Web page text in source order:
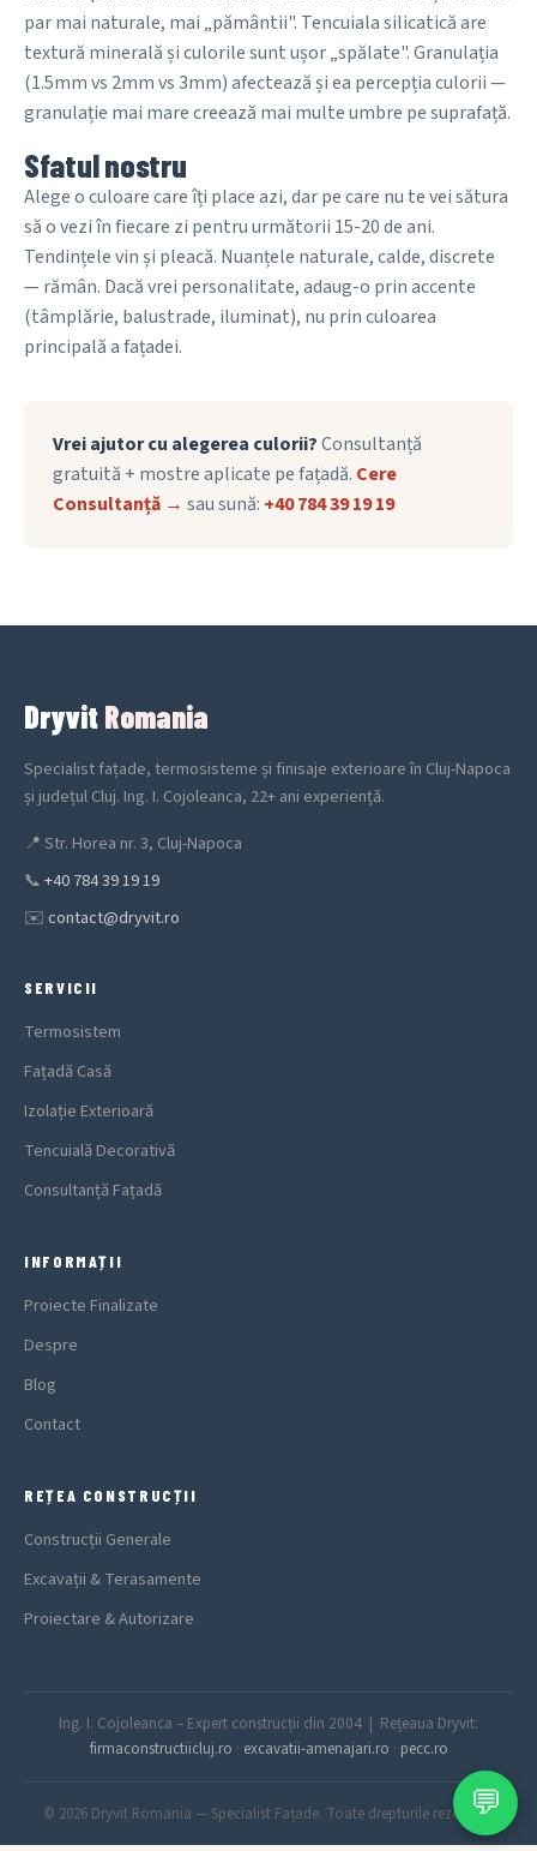
par mai naturale, mai „pământii". Tencuiala silicatică are
textură minerală și culorile sunt ușor „spălate". Granulația
(1.5mm vs 2mm vs 3mm) afectează și ea percepția culorii —
granulație mai mare creează mai multe umbre pe suprafață.
Sfatul nostru
Alege o culoare care îți place azi, dar pe care nu te vei sătura
să o vezi în fiecare zi pentru următorii 15-20 de ani.
Tendințele vin și pleacă. Nuanțele naturale, calde, discrete
— rămân. Dacă vrei personalitate, adaug-o prin accente
(tâmplărie, balustrade, iluminat), nu prin culoarea
principală a fațadei.
Vrei ajutor cu alegerea culorii?Consultanță
gratuită + mostre aplicate pe fațadă. Cere
Consultanță → sau sună: +40 784 39 19 19
DryvitRomania
Specialist fațade, termosisteme și finisaje exterioare în Cluj-Napoca
și județul Cluj. Ing. I. Cojoleanca, 22+ ani experiență.
📍Str. Horea nr. 3, Cluj-Napoca
📞+40 784 39 19 19
✉️contact@dryvit.ro
SERVICII
Termosistem
Fațadă Casă
Izolație Exterioară
Tencuială Decorativă
Consultanță Fațadă
INFORMAȚII
Proiecte Finalizate
Despre
Blog
Contact
REȚEA CONSTRUCȚII
Construcții Generale
Excavații & Terasamente
Proiectare & Autorizare
Ing. I. Cojoleanca – Expert construcții din 2004 | Rețeaua Dryvit:
firmaconstructiicluj.ro · excavatii-amenajari.ro · pecc.ro
© 2026 Dryvit Romania — Specialist Fațade. Toate drepturile rezervate.
💬